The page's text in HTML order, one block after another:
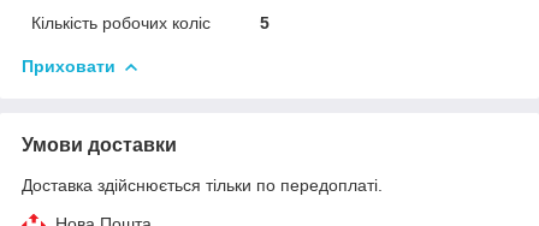
Кількість робочих коліс
5
Приховати
Умови доставки
Доставка здійснюється тільки по передоплаті.